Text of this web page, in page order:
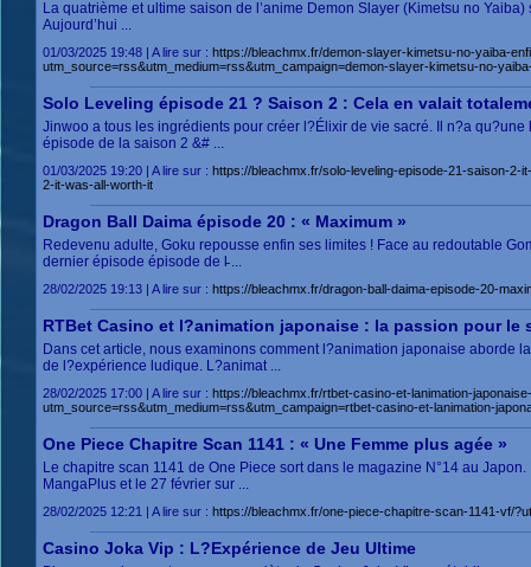
La quatrième et ultime saison de l’anime Demon Slayer (Kimetsu no
Aujourd’hui ...
01/03/2025 19:48 | A lire sur : https://bleachmx.fr/demon-slayer-kimetsu-no-yaiba-
utm_source=rss&utm_medium=rss&utm_campaign=demon-slayer-kimetsu-no-
Solo Leveling épisode 21 ? Saison 2 : Cela en valait
Jinwoo a tous les ingrédients pour créer l?Élixir de vie sacré. Il n?a
épisode de la saison 2 &# ...
01/03/2025 19:20 | A lire sur : https://bleachmx.fr/solo-leveling-episode-21-saison-2-
2-it-was-all-worth-it
Dragon Ball Daima épisode 20 : « Maximum »
Redevenu adulte, Goku repousse enfin ses limites ! Face au redoutable
dernier épisode épisode de l̵ ...
28/02/2025 19:13 | A lire sur : https://bleachmx.fr/dragon-ball-daima-episode-20-
RTBet Casino et l?animation japonaise : la passion pour le
Dans cet article, nous examinons comment l?animation japonaise aborde
de l?expérience ludique. L?animat ...
28/02/2025 17:00 | A lire sur : https://bleachmx.fr/rtbet-casino-et-lanimation-
utm_source=rss&utm_medium=rss&utm_campaign=rtbet-casino-et-lanimation-
One Piece Chapitre Scan 1141 : « Une Femme plus agée »
Le chapitre scan 1141 de One Piece sort dans le magazine N°14 au
MangaPlus et le 27 février sur ...
28/02/2025 12:21 | A lire sur : https://bleachmx.fr/one-piece-chapitre-scan-1141-vf/
Casino Joka Vip : L?Expérience de Jeu Ultime